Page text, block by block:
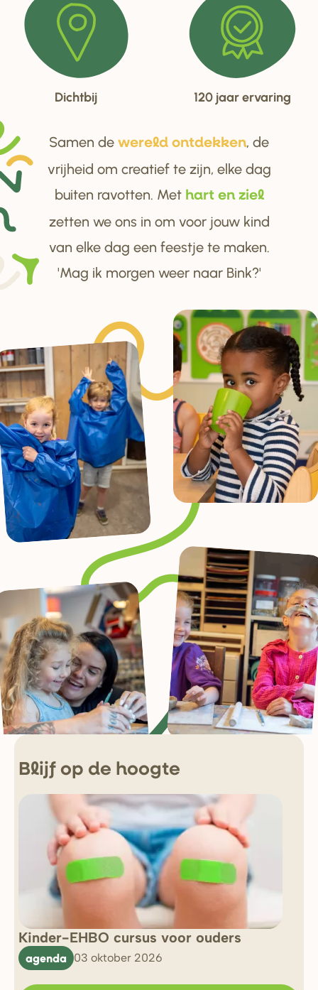
Dichtbij 120 jaar ervaring
Samen de wereld ontdekken, de
vrijheid om creatief te zijn, elke dag
buiten ravotten. Met hart en ziel
zetten we ons in om voor jouw kind
van elke dag een feestje te maken.
'Mag ik morgen weer naar Bink?'
Blijf op de hoogte
Kinder-EHBO cursus voor ouders
agenda 03 oktober 2026